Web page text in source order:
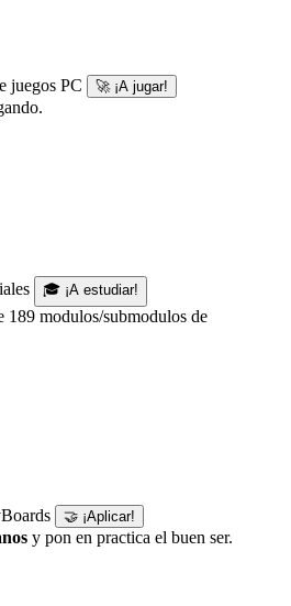
🚀 ¡A jugar!
🎓 ¡A estudiar!
189 modulos/submodulos de
🤝 ¡Aplicar!
y pon en practica el buen ser.